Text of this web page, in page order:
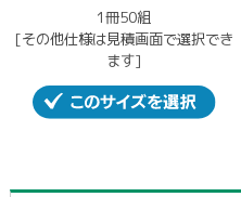
1冊50組
[その他仕様は見積画面で選択でき
ます]